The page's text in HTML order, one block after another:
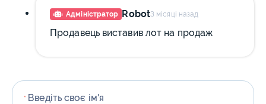
Адміністратор Robot3 місяці назад
Продавець виставив лот на продаж
* Введіть своє ім'я